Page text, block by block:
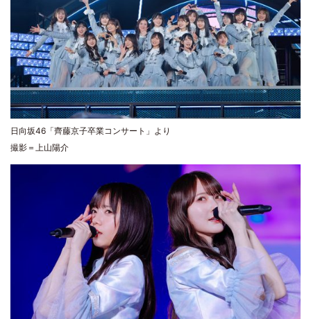
日向坂46「齊藤京子卒業コンサート」より
撮影＝上山陽介